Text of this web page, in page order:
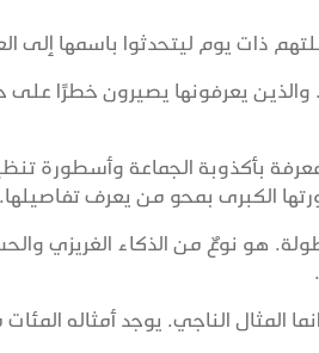
ذات يوم ليتحدثوا باسمها إلى
يعرفونها يصيرون خطرًا على
بأكذوبة الجماعة وأسطورة
الكبرى بمحو من يعرف تفاصيلها.
هو نوعٌ من الذكاء الغريزي والحس
المثال الناجي. يوجد أمثاله